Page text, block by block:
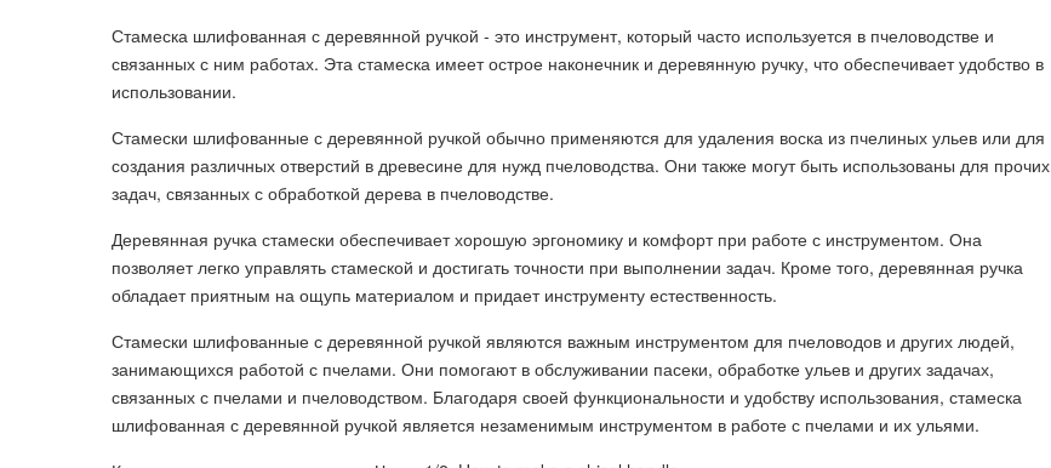
Стамеска шлифованная с деревянной ручкой - это инструмент, который часто используется в пчеловодстве и
связанных с ним работах. Эта стамеска имеет острое наконечник и деревянную ручку, что обеспечивает удобство в
использовании.
Стамески шлифованные с деревянной ручкой обычно применяются для удаления воска из пчелиных ульев или для
создания различных отверстий в древесине для нужд пчеловодства. Они также могут быть использованы для прочих
задач, связанных с обработкой дерева в пчеловодстве.
Деревянная ручка стамески обеспечивает хорошую эргономику и комфорт при работе с инструментом. Она
позволяет легко управлять стамеской и достигать точности при выполнении задач. Кроме того, деревянная ручка
обладает приятным на ощупь материалом и придает инструменту естественность.
Стамески шлифованные с деревянной ручкой являются важным инструментом для пчеловодов и других людей,
занимающихся работой с пчелами. Они помогают в обслуживании пасеки, обработке ульев и других задачах,
связанных с пчелами и пчеловодством. Благодаря своей функциональности и удобству использования, стамеска
шлифованная с деревянной ручкой является незаменимым инструментом в работе с пчелами и их ульями.